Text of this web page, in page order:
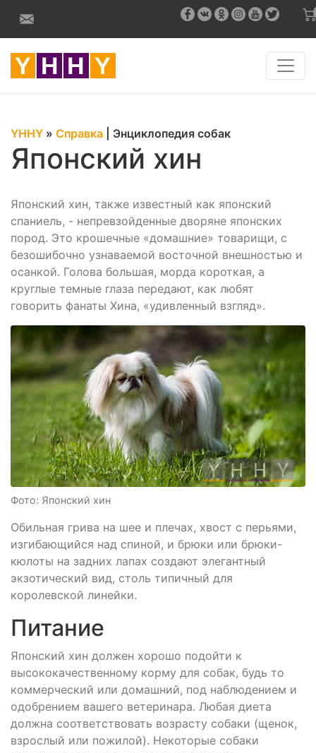
YHHY » Справка Энциклопедия собак
Японский хин
Японский хин, также известный как японский
спаниель, - непревзойденные дворяне японских
пород. Это крошечные «домашние» товарищи, с
безошибочно узнаваемой восточной внешностью и
осанкой. Голова большая, морда короткая, а
круглые темные глаза передают, как любят
говорить фанаты Хина, «удивленный взгляд».
Фото: Японский хин
Обильная грива на шее и плечах, хвост с перьями,
изгибающийся над спиной, и брюки или брюки-
кюлоты на задних лапах создают элегантный
экзотический вид, столь типичный для
королевской линейки.
Питание
Японский хин должен хорошо подойти к
высококачественному корму для собак, будь то
коммерческий или домашний, под наблюдением и
одобрением вашего ветеринара. Любая диета
должна соответствовать возрасту собаки (щенок,
взрослый или пожилой). Некоторые собаки